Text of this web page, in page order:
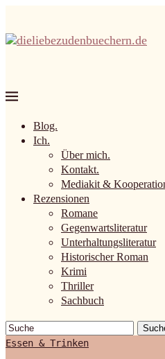
Blog.
Ich.
Über mich.
Kontakt.
Mediakit &
Rezensionen
Romane
Gegenwartsliteratur
Unterhaltungsliteratur
Historischer Roman
Krimi
Thriller
Sachbuch
Essen & Trinken